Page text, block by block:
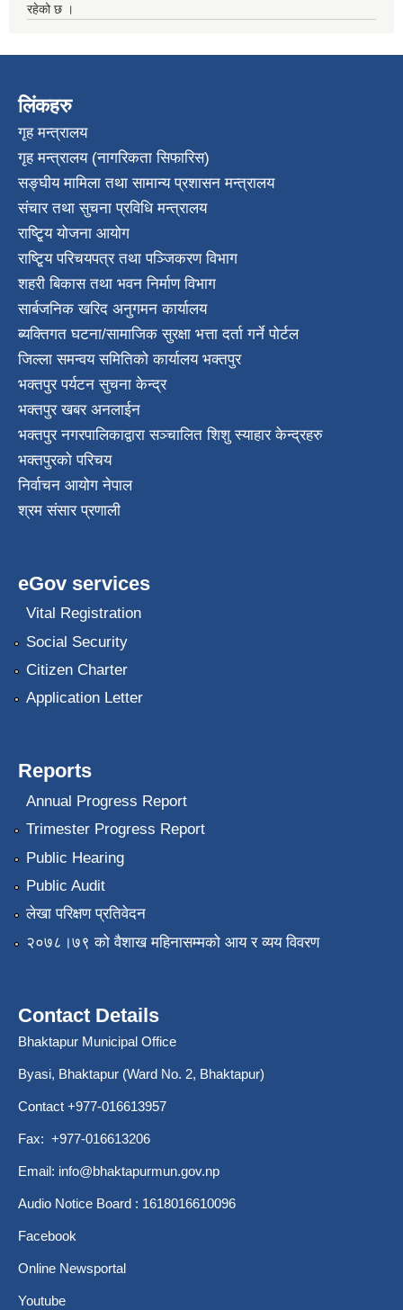
रहेको छ ।
लिंकहरु
गृह मन्त्रालय
गृह मन्त्रालय (नागरिकता सिफारिस)
सङ्घीय मामिला तथा सामान्य प्रशासन मन्त्रालय
संचार तथा सुचना प्रविधि मन्त्रालय
राष्टि्ृय योजना आयोग
राष्टि्ृय परिचयपत्र तथा पञ्जिकरण विभाग
शहरी बिकास तथा भवन निर्माण विभाग
सार्बजनिक खरिद अनुगमन कार्यालय
ब्यक्तिगत घटना/सामाजिक सुरक्षा भत्ता दर्ता गर्ने पोर्टल
जिल्ला समन्वय समितिको कार्यालय भक्तपुर
भक्तपुर पर्यटन सुचना केन्द्र
भक्तपुर खबर अनलाईन
भक्तपुर नगरपालिकाद्वारा सञ्चालित शिशु स्याहार केन्द्रहरु
भक्तपुरकाे परिचय
निर्वाचन आयोग नेपाल
श्रम संसार प्रणाली
eGov services
Vital Registration
Social Security
Citizen Charter
Application Letter
Reports
Annual Progress Report
Trimester Progress Report
Public Hearing
Public Audit
लेखा परिक्षण प्रतिवेदन
२०७८।७९ को वैशाख महिनासम्मको आय र व्यय विवरण
Contact Details
Bhaktapur Municipal Office
Byasi, Bhaktapur (Ward No. 2, Bhaktapur)
Contact +977-016613957
Fax: +977-016613206
Email: info@bhaktapurmun.gov.np
Audio Notice Board : 1618016610096
Facebook
Online Newsportal
Youtube